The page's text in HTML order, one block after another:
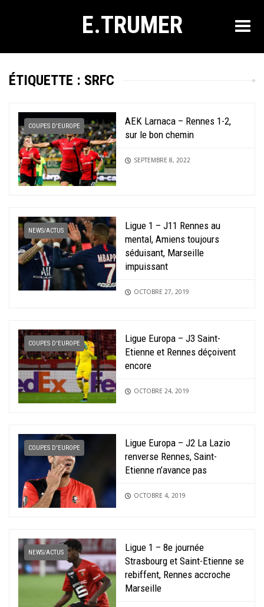
E.TRUMER
ÉTIQUETTE : SRFC
COUPES D'EUROPE
AEK Larnaca – Rennes 1-2,
sur le bon chemin
SEPTEMBRE 8, 2022
NEWS/ACTUS
Ligue 1 – J11 Rennes au
mental, Amiens toujours
séduisant, Marseille
impuissant
OCTOBRE 27, 2019
COUPES D'EUROPE
Ligue Europa – J3 Saint-
Etienne et Rennes déçoivent
encore
OCTOBRE 24, 2019
COUPES D'EUROPE
Ligue Europa – J2 La Lazio
renverse Rennes, Saint-
Etienne n’avance pas
OCTOBRE 4, 2019
NEWS/ACTUS
Ligue 1 – 8e journée
Strasbourg et Saint-Etienne se
rebiffent, Rennes accroche
Marseille